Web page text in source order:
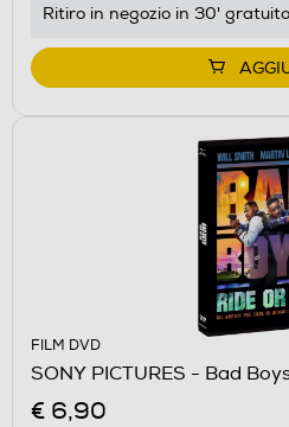
Ritiro in negozio in 30'
FILM DVD
SONY PICTURES - Bad
€ 6,90